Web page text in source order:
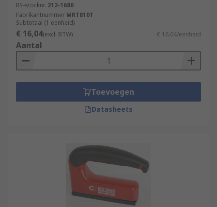
RS-stocknr. 212-1686
Fabrikantnummer MRT810T
Subtotaal (1 eenheid)
€ 16,04(excl. BTW) € 16,04/eenheid
Aantal
Toevoegen
Datasheets